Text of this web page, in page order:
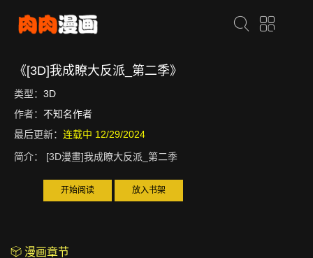
《[3D]我成瞭大反派_第二季》
类型： 3D
作者： 不知名作者
最后更新： 连载中 12/29/2024
简介：
[3D漫畫]我成瞭大反派_第二季
开始阅读 放入书架
漫画章节